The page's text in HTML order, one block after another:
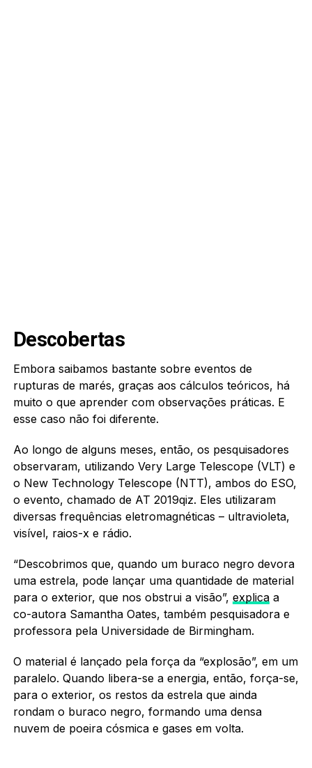
Descobertas
Embora saibamos bastante sobre eventos de
rupturas de marés, graças aos cálculos teóricos, há
muito o que aprender com observações práticas. E
esse caso não foi diferente.
Ao longo de alguns meses, então, os pesquisadores
observaram, utilizando Very Large Telescope (VLT) e
o New Technology Telescope (NTT), ambos do ESO,
o evento, chamado de AT 2019qiz. Eles utilizaram
diversas frequências eletromagnéticas – ultravioleta,
visível, raios-x e rádio.
“Descobrimos que, quando um buraco negro devora
uma estrela, pode lançar uma quantidade de material
para o exterior, que nos obstrui a visão”, explicaa
co-autora Samantha Oates, também pesquisadora e
professora pela Universidade de Birmingham.
O material é lançado pela força da “explosão”, em um
paralelo. Quando libera-se a energia, então, força-se,
para o exterior, os restos da estrela que ainda
rondam o buraco negro, formando uma densa
nuvem de poeira cósmica e gases em volta.